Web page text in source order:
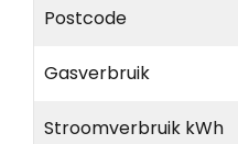
Postcode
Gasverbruik
Stroomverbruik kWh